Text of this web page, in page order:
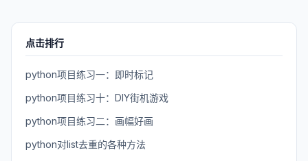
点击排行
python项目练习一：即时标记
python项目练习十：DIY街机游戏
python项目练习二：画幅好画
python对list去重的各种方法